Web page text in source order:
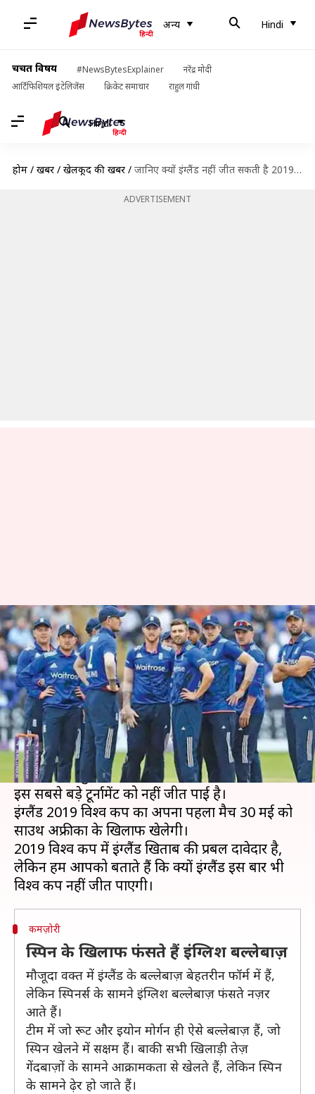
अन्य Hindi
चर्चित विषय #NewsBytesExplainer
नरेंद्र मोदी
आर्टिफिशियल इंटेलिजेंस
क्रिकेट समाचार राहुल गांधी
Hindi
होम / खबरें / खेलकूद की खबरें / जानिए क्यों इंग्लैंड नहीं जीत सकती है 2019 विश्व कप
ADVERTISEMENT
जानिए क्यों इंग्लैंड नहीं जीत सकती है
2019 विश्व कप
लेखन मोहम्मद वाहिद May 24, 2019 06:55 pm
क्या है खबर?
क्रिकेट के इतिहास में पहली बार विश्व कप 1975 में खेला
गया था, जिसे वेस्टइंडीज ने जीता था।
इस खेल का शुरुआत करने वाली इंग्लैंड अभी तक क्रिकेट के
इस सबसे बड़े टूर्नामेंट को नहीं जीत पाई है।
इंग्लैंड 2019 विश्व कप का अपना पहला मैच 30 मई को
साउथ अफ्रीका के खिलाफ खेलेगी।
2019 विश्व कप में इंग्लैंड खिताब की प्रबल दावेदार है,
लेकिन हम आपको बताते हैं कि क्यों इंग्लैंड इस बार भी
कमज़ोरी
स्पिन के खिलाफ फंसते हैं इंग्लिश बल्लेबाज़
मौजूदा वक्त में इंग्लैंड के बल्लेबाज़ बेहतरीन फॉर्म में हैं,
लेकिन स्पिनर्स के सामने इंग्लिश बल्लेबाज़ फंसते नज़र
आते हैं।
टीम में जो रूट और इयोन मोर्गन ही ऐसे बल्लेबाज़ हैं, जो
स्पिन खेलने में सक्षम हैं। बाकी सभी खिलाड़ी तेज़
गेंदबाज़ों के सामने आक्रामकता से खेलते हैं, लेकिन स्पिन
के सामने ढ़ेर हो जाते हैं।